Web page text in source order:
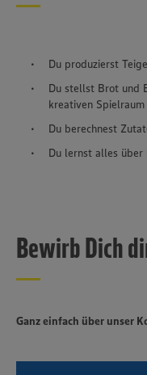
Du produzierst
Du stellst Brot und
kreativen Spielraum
Du berechnest
Du lernst alles über
Bewirb Dich
Ganz einfach über unser